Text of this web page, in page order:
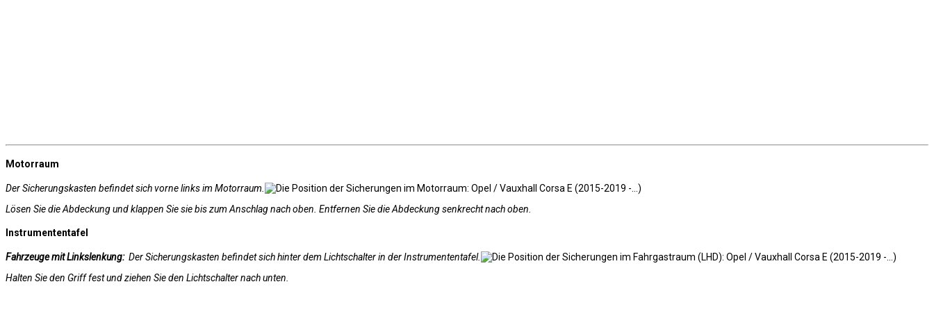
Motorraum
Der Sicherungskasten befindet sich vorne links im Motorraum.
Lösen Sie die Abdeckung und klappen Sie sie bis zum Anschlag nach oben. Entfernen Sie die Abdeckung senkrecht nach oben.
Instrumententafel
Fahrzeuge mit Linkslenkung: Der Sicherungskasten befindet sich hinter dem Lichtschalter in der Instrumententafel.
Halten Sie den Griff fest und ziehen Sie den Lichtschalter nach unten.